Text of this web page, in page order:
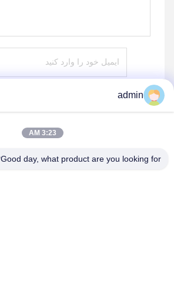
ارسال
admin
3:23 AM
Good day, what product are you looking for?